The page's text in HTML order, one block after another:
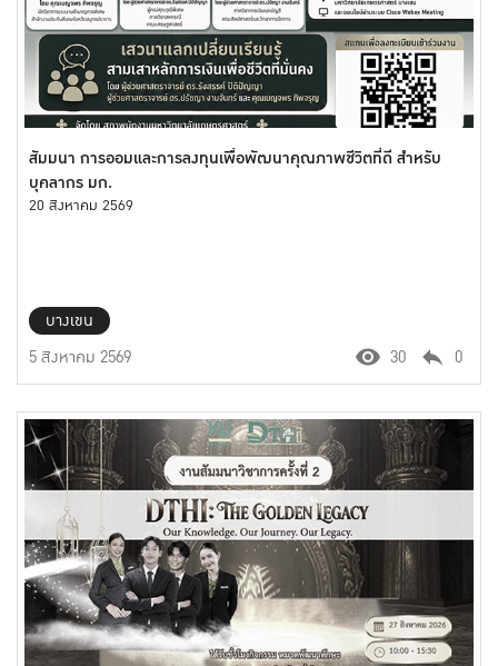
สัมมนา การออมและการลงทุนเพื่อพัฒนาคุณภาพชีวิตที่ดี สำหรับ
บุคลากร มก.
20 สิงหาคม 2569
บางเขน
5 สิงหาคม 2569
30 0